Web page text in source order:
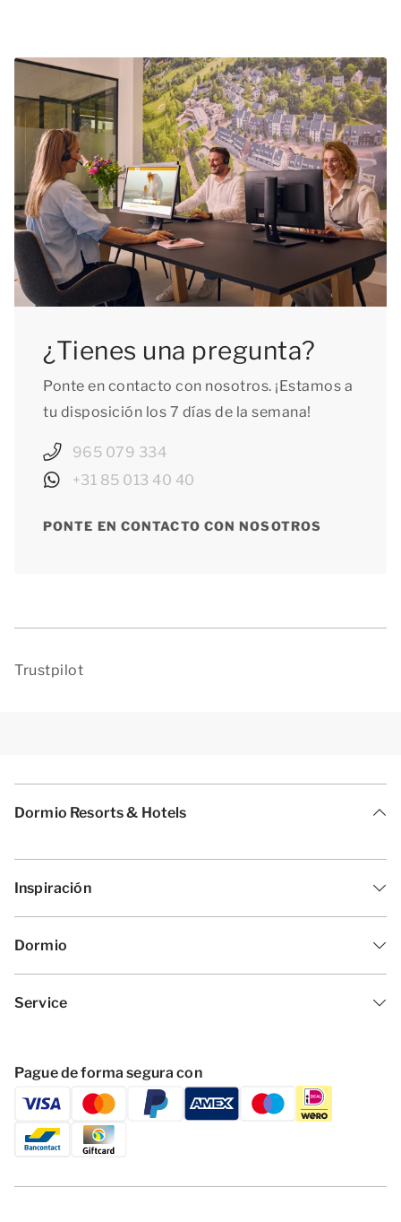
¿Tienes una pregunta?
Ponte en contacto con nosotros. ¡Estamos a
tu disposición los 7 días de la semana!
965 079 334
+31 85 013 40 40
PONTE EN CONTACTO CON NOSOTROS
Trustpilot
Dormio Resorts & Hotels
Inspiración
Dormio
Service
Pague de forma segura con